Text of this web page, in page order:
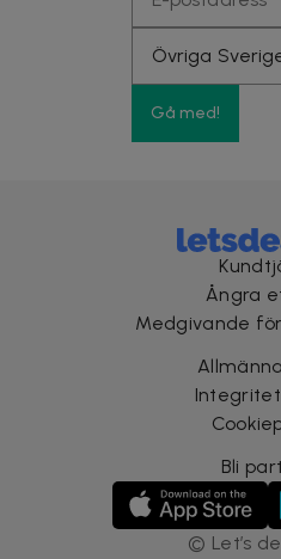
Gå med!
Ångra
Medgivande
Bli
© Let’s